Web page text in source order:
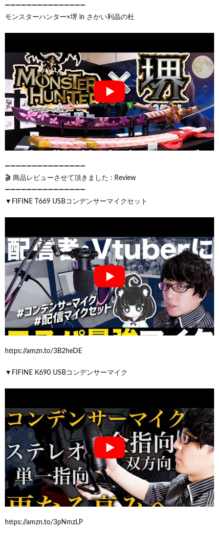
➖➖➖➖➖➖➖➖➖➖➖➖➖➖➖
モンスターハンター×堺 in さかい利晶の杜
➖➖➖➖➖➖➖➖➖➖➖➖➖➖➖
🎬 商品レビューさせて頂きました : Review
➖➖➖➖➖➖➖➖➖➖➖➖➖➖➖
▼FIFINE T669 USBコンデンサーマイクセット
https://amzn.to/3B2heDE
▼FIFINE K690 USBコンデンサーマイク
https://amzn.to/3pNmzLP